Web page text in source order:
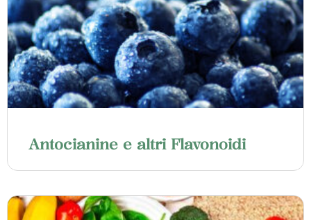
Antocianine e altri Flavonoidi